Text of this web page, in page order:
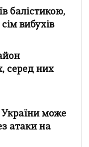
балістикою,
вибухів
серед них
України може
атаки на